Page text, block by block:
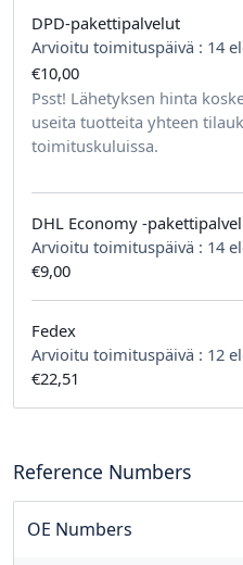
DPD-pakettipalvelut
Arvioitu toimituspäivä : 14
€10,00
Psst! Lähetyksen hinta
useita tuotteita yhteen
toimituskuluissa.
DHL Economy -
Arvioitu toimituspäivä : 14
€9,00
Fedex
Arvioitu toimituspäivä : 12
€22,51
Reference Numbers
OE Numbers